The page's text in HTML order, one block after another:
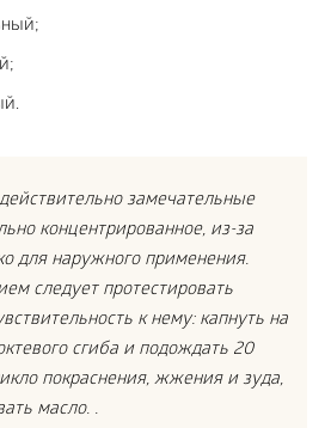
замечательные
концентрированное, из-за
для наружного применения.
следует протестировать
к нему: капнуть на
сгиба и подождать 20
покраснения, жжения и зуда,
масло. .